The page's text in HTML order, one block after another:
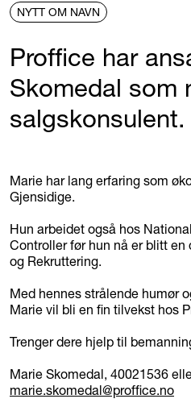
NYTT OM NAVN
Proffice har
Skomedal som
salgskonsulent.
Marie har lang erfaring som
Gjensidige.
Hun arbeidet også hos
Controller før hun nå er blitt
og Rekruttering.
Med hennes strålende humør
Marie vil bli en fin tilvekst hos
Trenger dere hjelp til
Marie Skomedal, 40021536
marie.skomedal@proffice.no